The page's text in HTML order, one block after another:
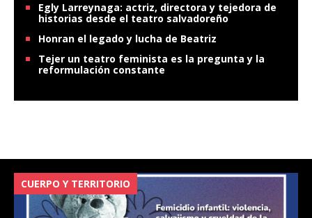
Egly Larreynaga: actriz, directora y tejedora de
historias desde el teatro salvadoreño
Honran el legado y lucha de Beatriz
Tejer un teatro feminista es la pregunta y la
reformulación constante
CUERPO Y TERRITORIO